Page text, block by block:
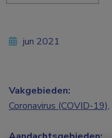
jun 2021
Vakgebieden:
Coronavirus (COVID-19),